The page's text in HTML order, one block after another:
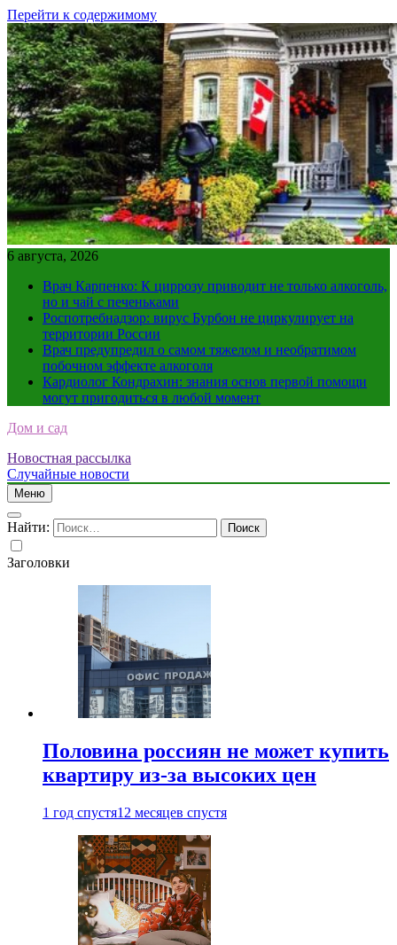
Перейти к содержимому
6 августа, 2026
Врач Карпенко: К циррозу приводит не только алкоголь,
но и чай с печеньками
Роспотребнадзор: вирус Бурбон не циркулирует на
территории России
Врач предупредил о самом тяжелом и необратимом
побочном эффекте алкоголя
Кардиолог Кондрахин: знания основ первой помощи
могут пригодиться в любой момент
Дом и сад
Новостная рассылка
Случайные новости
Меню
Найти:
Заголовки
Половина россиян не может купить
квартиру из-за высоких цен
1 год спустя12 месяцев спустя